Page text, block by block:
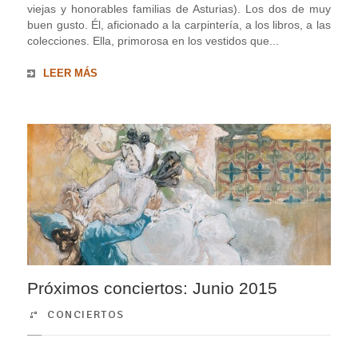
viejas y honorables familias de Asturias). Los dos de muy
buen gusto. Él, aficionado a la carpintería, a los libros, a las
colecciones. Ella, primorosa en los vestidos que...
LEER MÁS
Próximos conciertos: Junio 2015
CONCIERTOS